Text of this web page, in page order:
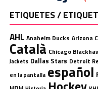
ETIQUETES /
AHL Anaheim Ducks Arizona
Català Chicago
Jackets Dallas Stars Detroit
en la pantalla español